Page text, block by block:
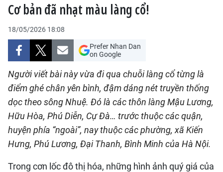
THỜI SỰ
CHÍNH TRỊ
XÃ HỘI
KINH TẾ
ĐÔ THỊ
VĂN HÓA - VĂN NGHỆ
Cơ bản đã nhạt màu làng cổ!
18/05/2026 18:08
Prefer Nhan Dan
on Google
Người viết bài này vừa đi qua chuỗi làng cổ từng là
điểm ghé chân yên bình, đậm dáng nét truyền thống
dọc theo sông Nhuệ. Đó là các thôn làng Mậu Lương,
Hữu Hòa, Phú Diễn, Cự Đà… trước thuộc các quận,
huyện phía “ngoài”, nay thuộc các phường, xã Kiến
Hưng, Phú Lương, Đại Thanh, Bình Minh của Hà Nội.
Trong cơn lốc đô thị hóa, những hình ảnh quý giá của